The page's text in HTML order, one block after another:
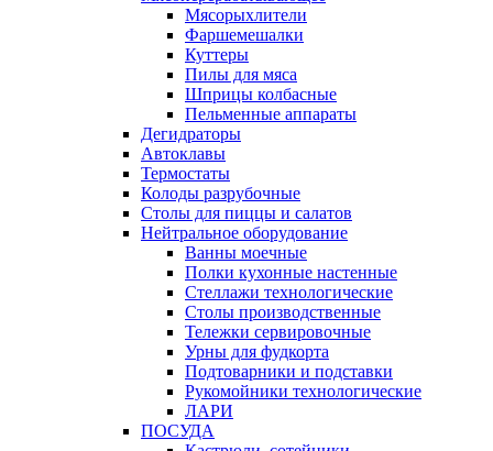
Мясорыхлители
Фаршемешалки
Куттеры
Пилы для мяса
Шприцы колбасные
Пельменные аппараты
Дегидраторы
Автоклавы
Термостаты
Колоды разрубочные
Столы для пиццы и салатов
Нейтральное оборудование
Ванны моечные
Полки кухонные настенные
Стеллажи технологические
Столы производственные
Тележки сервировочные
Урны для фудкорта
Подтоварники и подставки
Рукомойники технологические
ЛАРИ
ПОСУДА